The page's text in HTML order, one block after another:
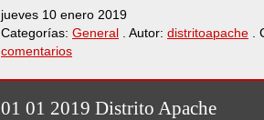
jueves 10 enero 2019
Categorías: General . Autor: distritoapache .
comentarios
01 01 2019 Distrito Apache